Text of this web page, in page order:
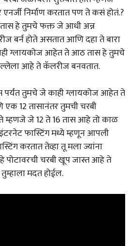
निर्माण करतात पण ते कसं होतं.?
हे तुमचे फक्त जे आधी अन्न
बर्न होते असतात आणि दहा ते बारा
ग्लायकोज आहेत ते आठ तास हे तुमचे
आहे ते कॅलरीज बनवतात.
पर्यंत तुमचे जे काही ग्लायकोज आहेत ते
12 तासानंतर तुमची चरबी
म्हणजे जे 12 ते 16 तास आहे तो काळ
फास्टिंग मध्ये म्हणून आपली
करतात तेव्हा तू मला ज्यांना
चरबी खूप जास्त आहे ते
मदत होईल.